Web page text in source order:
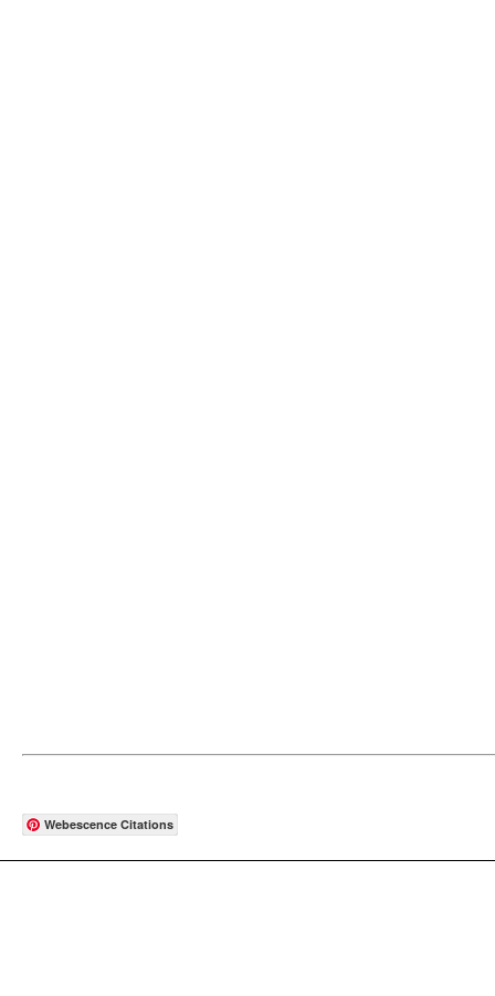
Webescence Citations